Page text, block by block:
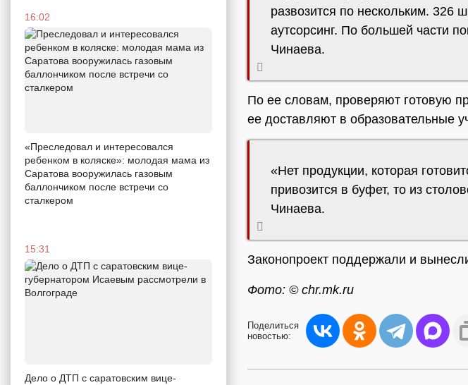
16:02
«Преследовал и интересовался
ребенком в коляске»: молодая мама из
Саратова вооружилась газовым
баллончиком после встречи со
сталкером
15:31
Дело о ДТП с саратовским вице-
развозится по нескольким. 326
аутсорсинг. По большей части
Чинаева.
По ее словам, проверяют готовую
ее доставляют в образовательные
«Нет продукции, которая
привозится в буфет, то из
Чинаева.
Законопроект поддержали и
Фото: © chr.mk.ru
Поделиться
новостью: